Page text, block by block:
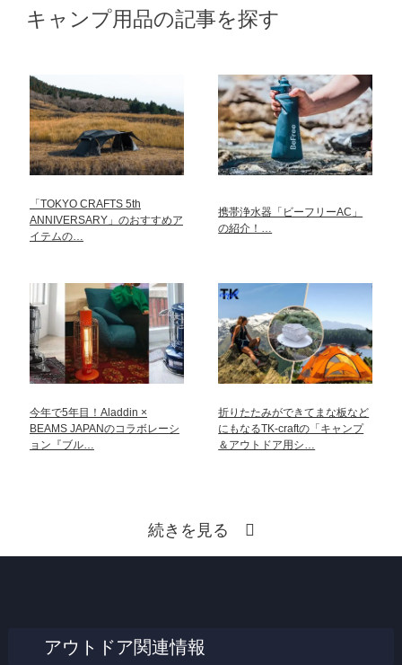
キャンプ用品の記事を探す
「TOKYO CRAFTS 5th
ANNIVERSARY」のおすすめア
イテムの…
携帯浄水器「ビーフリーAC」
の紹介！…
今年で5年目！Aladdin ×
BEAMS JAPANのコラボレーシ
ョン『ブル…
折りたたみができてまな板など
にもなるTK-craftの「キャンプ
＆アウトドア用シ…
続きを見る
アウトドア関連情報